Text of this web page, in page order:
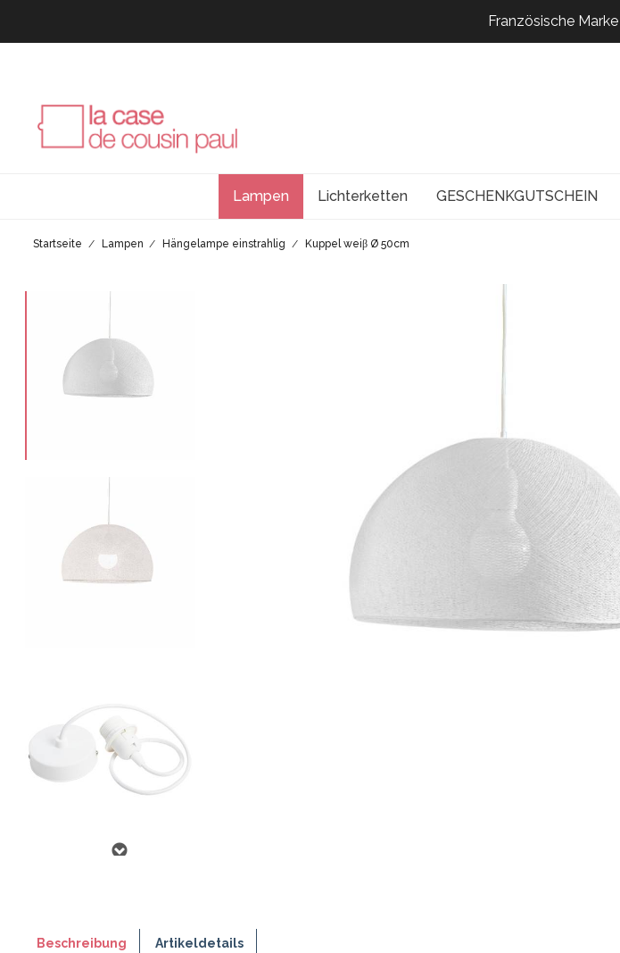
Französische
Französische
Lampen Lichterketten GESCHENKGUTSCHEIN
Startseite Lampen Hängelampe einstrahlig Kuppel weiβ Ø 50cm
Beschreibung Artikeldetails